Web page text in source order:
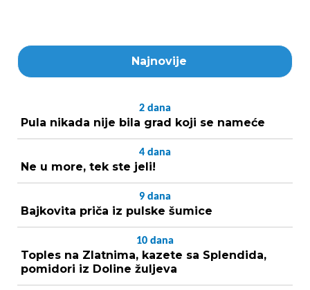
Najnovije
2 dana
Pula nikada nije bila grad koji se nameće
4 dana
Ne u more, tek ste jeli!
9 dana
Bajkovita priča iz pulske šumice
10 dana
Toples na Zlatnima, kazete sa Splendida,
pomidori iz Doline žuljeva